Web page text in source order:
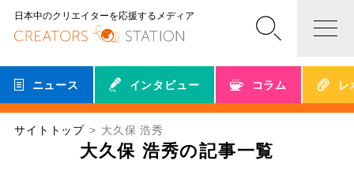
日本中のクリエイターを応援するメディア
ニュース インタビュー コラム レ
サイトトップ 大久保 浩秀
大久保 浩秀の記事一覧